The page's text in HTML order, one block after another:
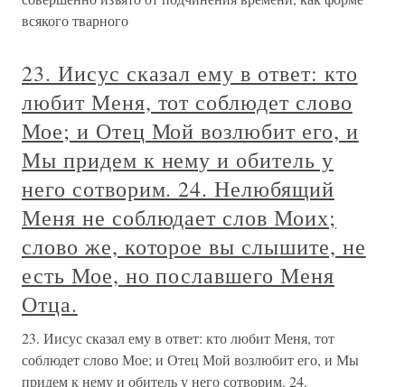
всякого тварного
23. Иисус сказал ему в ответ: кто
любит Меня, тот соблюдет слово
Мое; и Отец Мой возлюбит его, и
Мы придем к нему и обитель у
него сотворим. 24. Нелюбящий
Меня не соблюдает слов Моих;
слово же, которое вы слышите, не
есть Мое, но пославшего Меня
Отца.
23. Иисус сказал ему в ответ: кто любит Меня, тот
соблюдет слово Мое; и Отец Мой возлюбит его, и Мы
придем к нему и обитель у него сотворим. 24.